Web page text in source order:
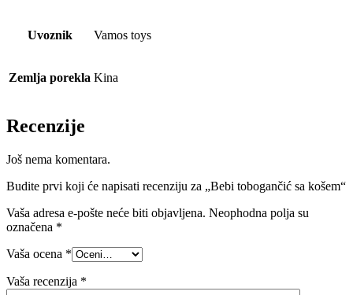
Uvoznik Vamos toys
Zemlja porekla Kina
Recenzije
Još nema komentara.
Budite prvi koji će napisati recenziju za „Bebi tobogančić sa košem“
Vaša adresa e-pošte neće biti objavljena. Neophodna polja su
označena *
Vaša ocena *
Vaša recenzija *